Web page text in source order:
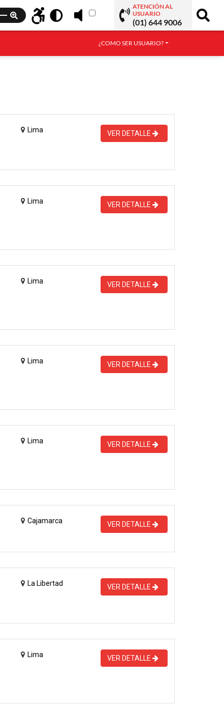
ATENCIÓN AL
USUARIO
(01) 644 9006
¿COMO SER USUARIO?
Lima VER DETALLE
Lima VER DETALLE
Lima VER DETALLE
Lima VER DETALLE
Lima VER DETALLE
Cajamarca VER DETALLE
La Libertad VER DETALLE
Lima VER DETALLE